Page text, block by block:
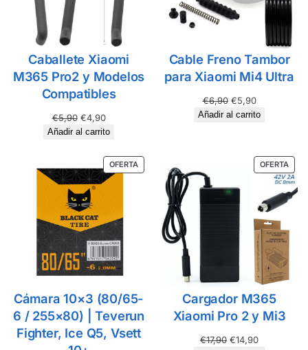
Caballete Xiaomi
M365 Pro2 y Modelos
Compatibles
€5,90 €4,90
Añadir al carrito
Cable Freno Tambor
para Xiaomi Mi4 Ultra
€6,90 €5,90
Añadir al carrito
OFERTA
Cámara 10×3 (80/65-
6 / 255×80) | Teverun
Fighter, Ice Q5, Vsett
OFERTA
Cargador M365
Xiaomi Pro 2 y Mi3
€17,90 €14,90